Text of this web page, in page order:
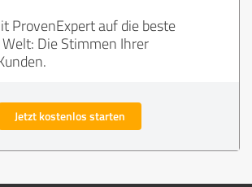
ProvenExpert auf die beste
Die Stimmen Ihrer
Jetzt kostenlos starten